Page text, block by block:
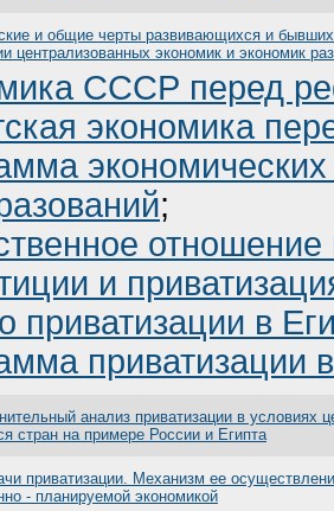
и общие черты развивающихся и бывших
централизованных экономик и экономик
СССР перед
экономика
;
отношение
и
приватизации в
приватизации
анализ приватизации в условиях
стран на примере России и Египта
приватизации. Механизм ее
- планируемой экономикой